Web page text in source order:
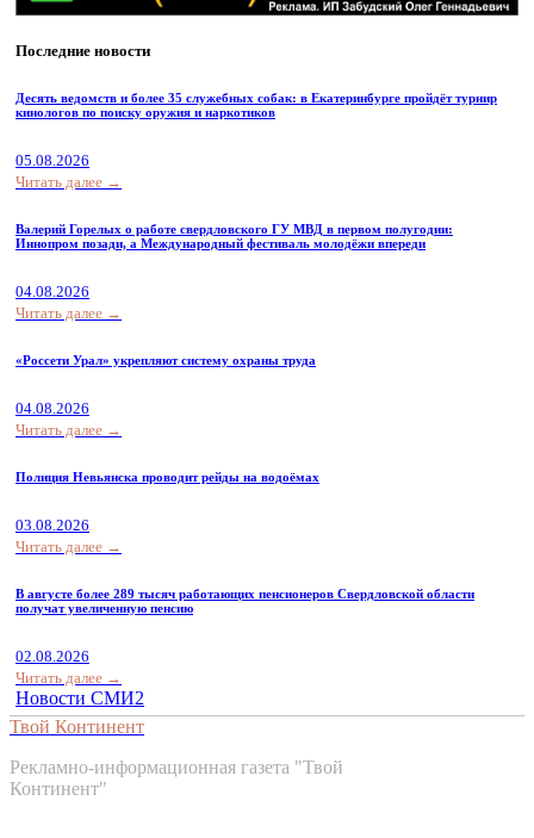
Последние новости
Десять ведомств и более 35 служебных собак: в Екатеринбурге пройдёт турнир
кинологов по поиску оружия и наркотиков
05.08.2026
Читать далее →
Валерий Горелых о работе свердловского ГУ МВД в первом полугодии:
Иннопром позади, а Международный фестиваль молодёжи впереди
04.08.2026
Читать далее →
«Россети Урал» укрепляют систему охраны труда
04.08.2026
Читать далее →
Полиция Невьянска проводит рейды на водоёмах
03.08.2026
Читать далее →
В августе более 289 тысяч работающих пенсионеров Свердловской области
получат увеличенную пенсию
02.08.2026
Читать далее →
Новости СМИ2
Твой Континент
Рекламно-информационная газета "Твой
Континент"